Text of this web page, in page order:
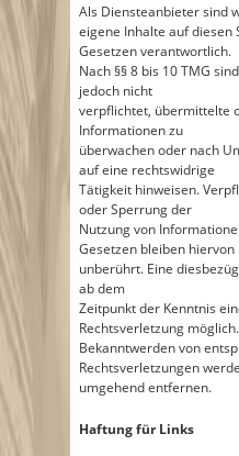
Als Diensteanbieter sind
eigene Inhalte auf diesen
Gesetzen verantwortlich.
Nach §§ 8 bis 10 TMG
jedoch nicht
verpflichtet, übermittelte
Informationen zu
überwachen oder nach
auf eine rechtswidrige
Tätigkeit hinweisen.
oder Sperrung der
Nutzung von
Gesetzen bleiben hiervon
unberührt. Eine
ab dem
Zeitpunkt der Kenntnis
Rechtsverletzung
Bekanntwerden von
Rechtsverletzungen
umgehend entfernen.
Haftung für Links